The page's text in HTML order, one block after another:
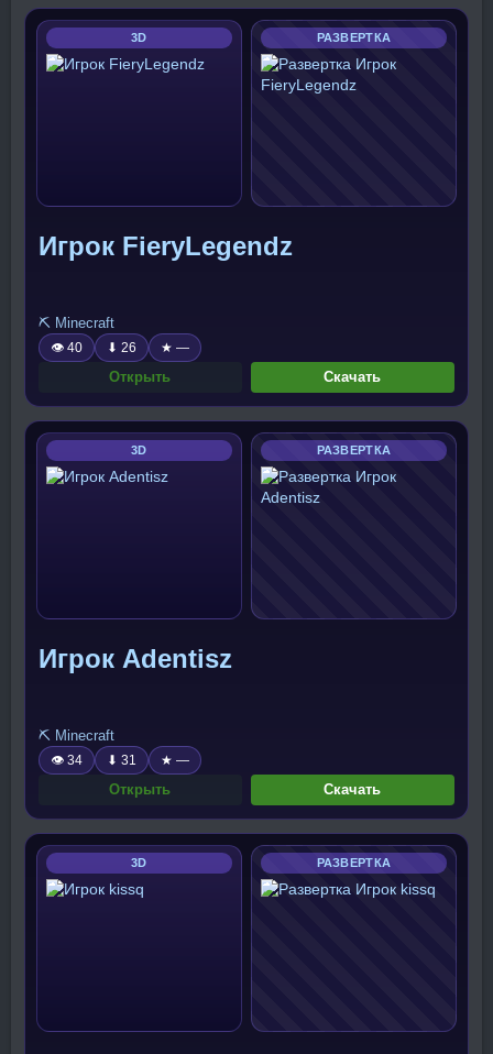
3D РАЗВЕРТКА
Игрок FieryLegendz
⛏️ Minecraft
👁 40 ⬇ 26 ★ —
Открыть Скачать
3D РАЗВЕРТКА
Игрок Adentisz
⛏️ Minecraft
👁 34 ⬇ 31 ★ —
Открыть Скачать
3D РАЗВЕРТКА